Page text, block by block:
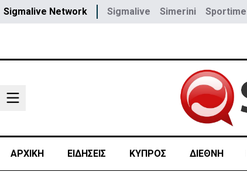
Sigmalive Network Sigmalive Simerini Sportime
ΑΡΧΙΚΗ ΕΙΔΗΣΕΙΣ ΚΥΠΡΟΣ ΔΙΕΘΝΗ